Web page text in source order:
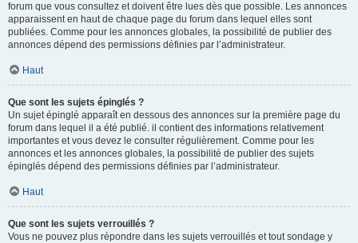
forum que vous consultez et doivent être lues dès que possible. Les annonces
apparaissent en haut de chaque page du forum dans lequel elles sont
publiées. Comme pour les annonces globales, la possibilité de publier des
annonces dépend des permissions définies par l’administrateur.
Haut
Que sont les sujets épinglés ?
Un sujet épinglé apparaît en dessous des annonces sur la première page du
forum dans lequel il a été publié. il contient des informations relativement
importantes et vous devez le consulter régulièrement. Comme pour les
annonces et les annonces globales, la possibilité de publier des sujets
épinglés dépend des permissions définies par l’administrateur.
Haut
Que sont les sujets verrouillés ?
Vous ne pouvez plus répondre dans les sujets verrouillés et tout sondage y